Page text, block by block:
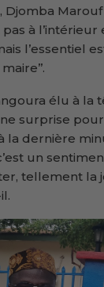
Marouf
à l’intérieur
l’essentiel
élu à la
surprise
la dernière
un
tellement la